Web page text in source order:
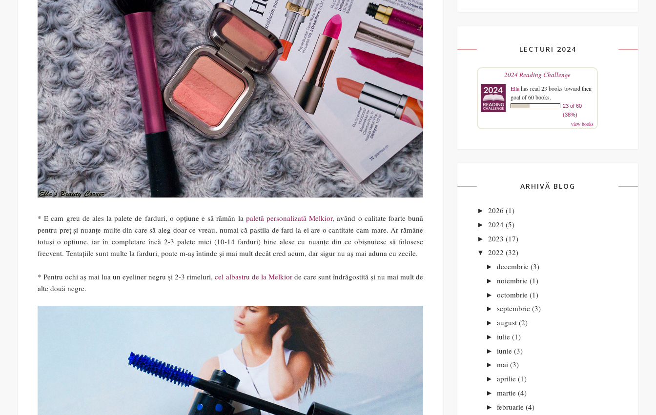
* E cam greu de ales la palete de farduri, o opțiune e să rămân la paletă personalizată Melkior, având o calitate foarte bună
pentru preț și nuanțe multe din care să aleg doar ce vreau, numai că pastila de fard la ei are o cantitate cam mare. Ar rămâne
totuși o opțiune, iar în completare încă 2-3 palete mici (10-14 farduri) bine alese cu nuanțe din ce obișnuiesc să folosesc
frecvent. Tentațiile sunt multe la farduri, poate m-aș întinde și mai mult decât cred acum, dar sigur nu aș mai aduna cu zecile.
* Pentru ochi aș mai lua un eyeliner negru și 2-3 rimeluri,cel albastru de la Melkiorde care sunt îndrăgostită și nu mai mult de
alte două negre.
LECTURI 2024
2024 Reading Challenge
Ellahas read 23 books toward their
goal of 60 books.
23 of 60
(38%)
view books
ARHIVĂ BLOG
► 2026 (1)
► 2024 (5)
► 2023 (17)
▼ 2022 (32)
► decembrie (3)
► noiembrie (1)
► octombrie (1)
► septembrie (3)
► august (2)
► iulie (1)
► iunie (3)
► mai (3)
► aprilie (1)
► martie (4)
► februarie (4)